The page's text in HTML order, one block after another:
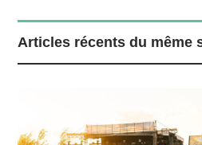
Articles récents du même